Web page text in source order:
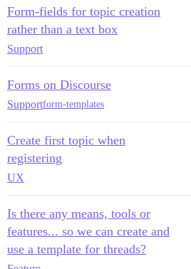
Form-fields for topic creation
rather than a text box
Support
Forms on Discourse
Supportform-templates
Create first topic when
registering
UX
Is there any means, tools or
features... so we can create and
use a template for threads?